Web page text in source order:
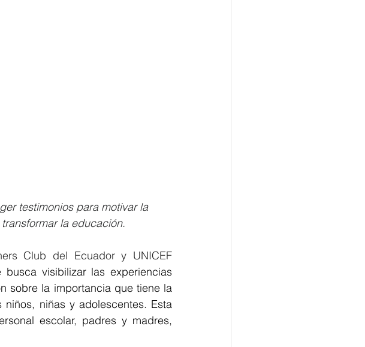
testimonios para motivar la
la educación.
busca visibilizar las experiencias
sobre la importancia que tiene la
niñas y adolescentes. Esta
escolar, padres y madres,